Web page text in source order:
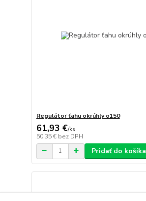
Regulátor ťahu okrúhly o150
61,93 €/ks
50,35 € bez DPH
Pridať do košíka